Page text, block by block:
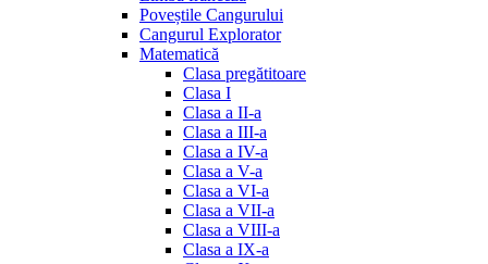
Poveștile Cangurului
Cangurul Explorator
Matematică
Clasa pregătitoare
Clasa I
Clasa a II-a
Clasa a III-a
Clasa a IV-a
Clasa a V-a
Clasa a VI-a
Clasa a VII-a
Clasa a VIII-a
Clasa a IX-a